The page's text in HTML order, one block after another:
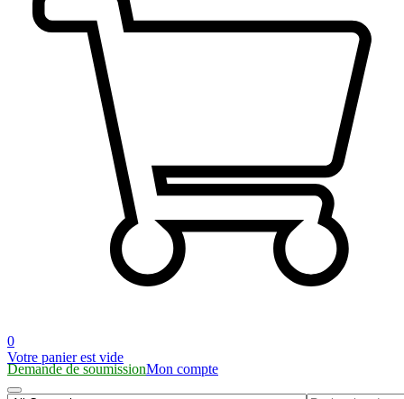
0
Votre panier est vide
Demande de soumissionMon compte